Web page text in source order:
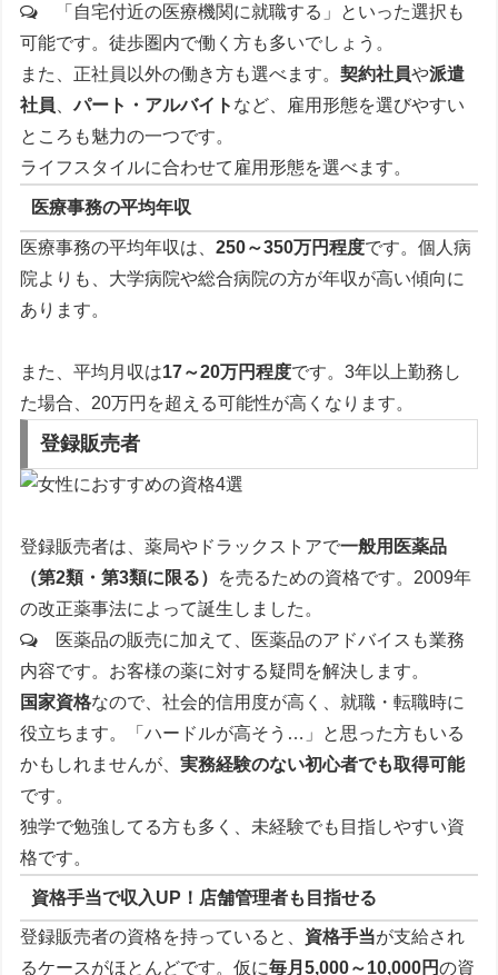
「自宅付近の医療機関に就職する」といった選択も
可能です。徒歩圏内で働く方も多いでしょう。
また、正社員以外の働き方も選べます。契約社員や派遣
社員 、パート・アルバイト など、雇用形態を選びやすい
ところも魅力の一つです。
ライフスタイルに合わせて雇用形態を選べます。
医療事務の平均年収
医療事務の平均年収は、250～350万円程度です。個人病
院よりも、大学病院や総合病院の方が年収が高い傾向に
あります。
また、平均月収は17～20万円程度です。3年以上勤務し
た場合、20万円を超える可能性が高くなります。
登録販売者
登録販売者は、薬局やドラックストアで一般用医薬品
（第2類・第3類に限る）
を売るための資格です。2009年
の改正薬事法によって誕生しました。
医薬品の販売に加えて、医薬品のアドバイスも業務
内容です。お客様の薬に対する疑問を解決します。
国家資格なので、社会的信用度が高く、就職・転職時に
役立ちます。「ハードルが高そう…」と思った方もいる
かもしれませんが、実務経験のない初心者でも取得可能
です。
独学で勉強してる方も多く、未経験でも目指しやすい資
格です。
資格手当で収入UP！店舗管理者も目指せる
登録販売者の資格を持っていると、 資格手当が支給され
るケースがほとんどです。仮に毎月5,000～10,000円の資